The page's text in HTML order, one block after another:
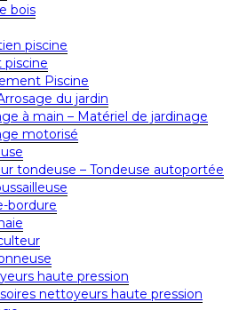
bois
piscine
piscine
Piscine
du jardin
à main – Matériel de jardinage
motorisé
tondeuse – Tondeuse autoportée
bordure
haute pression
nettoyeurs haute pression